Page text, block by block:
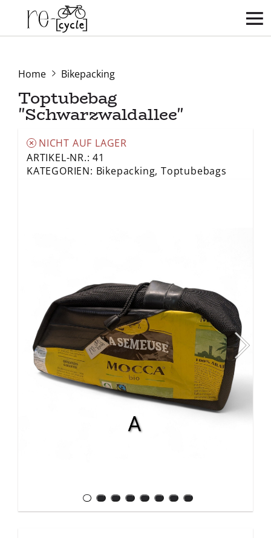
Home Bikepacking
Toptubebag
"Schwarzwaldallee"
NICHT AUF LAGER
ARTIKEL-NR.: 41
KATEGORIEN: Bikepacking,Toptubebags